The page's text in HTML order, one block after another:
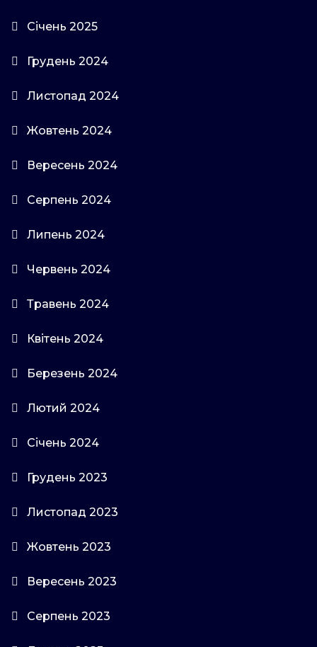
Січень 2025
Грудень 2024
Листопад 2024
Жовтень 2024
Вересень 2024
Серпень 2024
Липень 2024
Червень 2024
Травень 2024
Квітень 2024
Березень 2024
Лютий 2024
Січень 2024
Грудень 2023
Листопад 2023
Жовтень 2023
Вересень 2023
Серпень 2023